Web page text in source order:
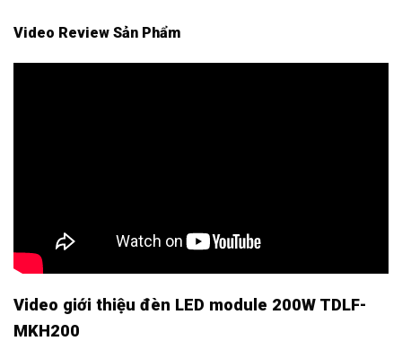
Video Review Sản Phẩm
Video giới thiệu đèn LED module 200W TDLF-
MKH200